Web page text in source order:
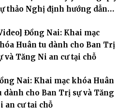
thảo Nghị định hướng dẫn
Đồng Nai: Khai mạc
Huân tu dành cho Ban Trị
và Tăng Ni an cư tại chỗ
Nai: Khai mạc khóa Huân
dành cho Ban Trị sự và Tăng
an cư tại chỗ